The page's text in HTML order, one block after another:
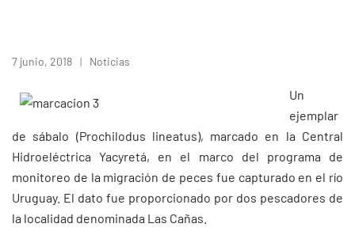
7 junio, 2018 Noticias
Un
ejemplar
de sábalo (Prochilodus lineatus), marcado en la Central
Hidroeléctrica Yacyretá, en el marco del programa de
monitoreo de la migración de peces fue capturado en el río
Uruguay. El dato fue proporcionado por dos pescadores de
la localidad denominada Las Cañas.